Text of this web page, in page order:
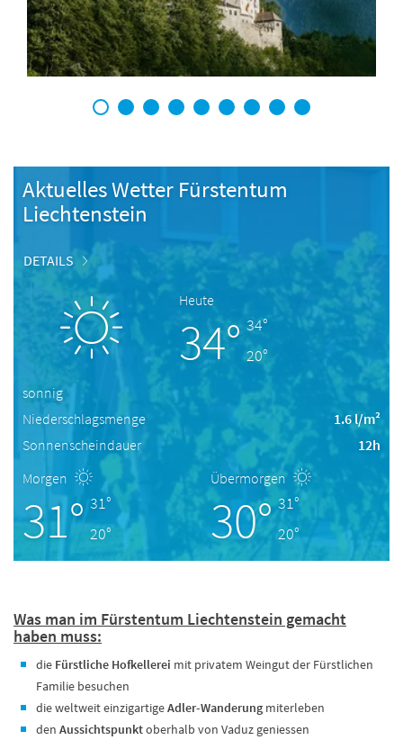
1 2 3 4 5 6 7 8 9
Aktuelles Wetter Fürstentum
Liechtenstein
DETAILS
Heute
34° 34°
20°
sonnig
Niederschlagsmenge
1.6 l/m²
Sonnenscheindauer
12h
Morgen
31° 31°
20°
Übermorgen
30° 31°
20°
Was man im Fürstentum Liechtenstein gemacht
haben muss:
die Fürstliche Hofkellerei mit privatem Weingut der Fürstlichen
Familie besuchen
die weltweit einzigartigeAdler-Wanderung miterleben
den Aussichtspunktoberhalb von Vaduz geniessen